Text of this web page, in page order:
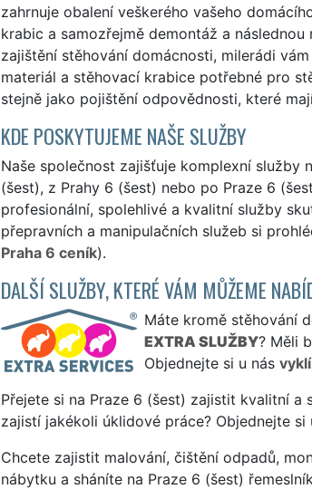
zahrnuje obalení veškerého vašeho
krabic a samozřejmě demontáž a
zajištění stěhování domácnosti, milerádi
materiál a stěhovací krabice potřebné pro
stejně jako pojištění odpovědnosti, které
KDE POSKYTUJEME NAŠE SLUŽBY
Naše společnost zajišťuje komplexní služby
(šest), z Prahy 6 (šest) nebo po Praze 6
profesionální, spolehlivé a kvalitní služby
přepravních a manipulačních služeb si
Praha 6 ceník).
DALŠÍ SLUŽBY, KTERÉ VÁM MŮŽEME
Máte kromě stěhování
EXTRA SLUŽBY? Měli
Objednejte si u nás
Přejete si na Praze 6 (šest) zajistit kvalitní
zajistí jakékoli úklidové práce? Objednejte si
Chcete zajistit malování, čištění odpadů,
nábytku a sháníte na Praze 6 (šest)